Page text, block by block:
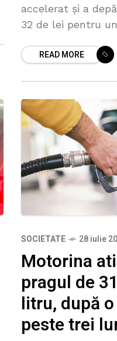
accelerat și a
32 de lei pentru
aprilie. Pentru
READ MORE
SOCIETATE 28 iulie
Motorina
pragul de
litru, după
peste trei